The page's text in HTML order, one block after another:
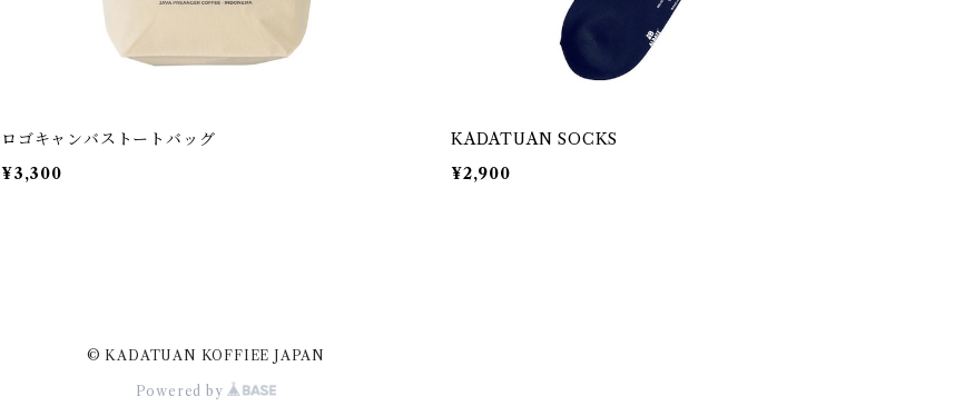
ロゴキャンバストートバッグ
¥3,300
KADATUAN SOCKS
¥2,900
© KADATUAN KOFFIEE JAPAN
Powered by